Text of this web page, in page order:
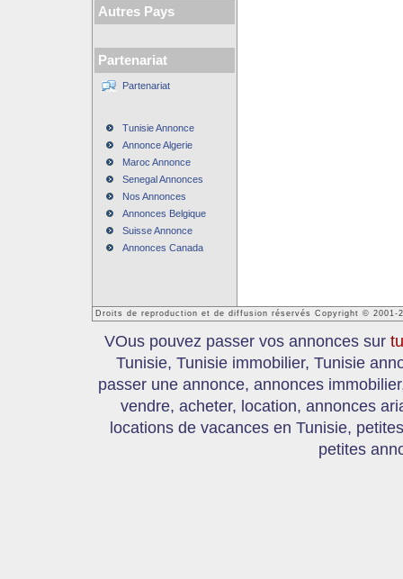
Autres Pays
Partenariat
Partenariat
Tunisie Annonce
Annonce Algerie
Maroc Annonce
Senegal Annonces
Nos Annonces
Annonces Belgique
Suisse Annonce
Annonces Canada
Droits de reproduction et de diffusion réservés Copyright © 2001-
VOus pouvez passer vos annonces sur
Tunisie, Tunisie immobilier, Tunisie
passer une annonce, annonces
vendre, acheter, location, annonces
locations de vacances en Tunisie,
petites